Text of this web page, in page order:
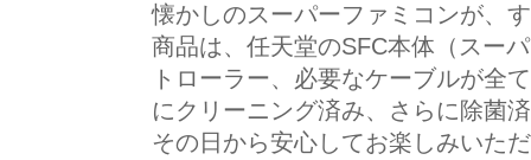
懐かしのスーパーファミコンが、
商品は、任天堂のSFC本体（スー
トローラー、必要なケーブルが全
にクリーニング済み、さらに除菌
その日から安心してお楽しみいた